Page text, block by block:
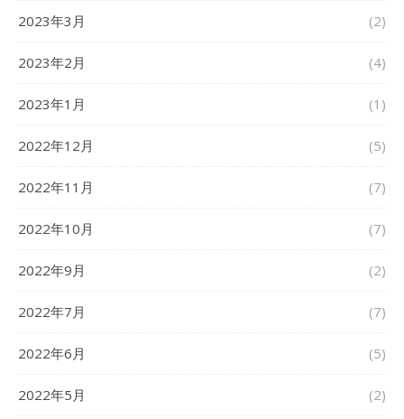
2023年3月 (2)
2023年2月 (4)
2023年1月 (1)
2022年12月 (5)
2022年11月 (7)
2022年10月 (7)
2022年9月 (2)
2022年7月 (7)
2022年6月 (5)
2022年5月 (2)